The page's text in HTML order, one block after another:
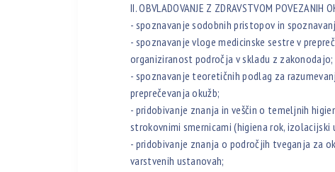
II. OBVLADOVANJE Z ZDRAVSTVOM POVEZANIH
- spoznavanje sodobnih pristopov in
- spoznavanje vloge medicinske sestre v
organiziranost področja v skladu z zakonodajo;
- spoznavanje teoretičnih podlag za
preprečevanja okužb;
- pridobivanje znanja in veščin o temeljnih
strokovnimi smernicami (higiena rok, izolacijski
- pridobivanje znanja o področjih tveganja za
varstvenih ustanovah;